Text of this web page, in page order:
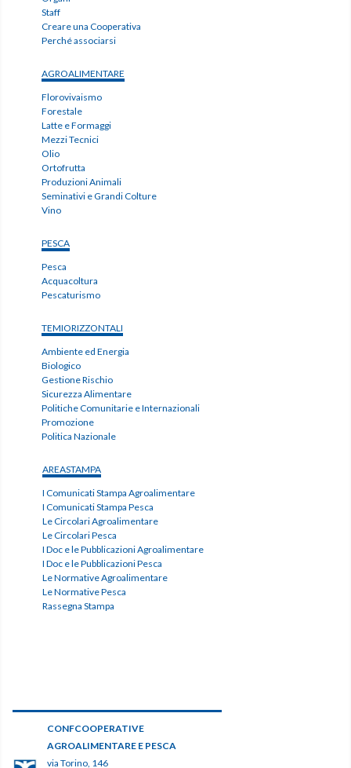
CONFCOOPERATIVE
AGROALIMENTARE E PESCA
via Torino, 146
Staff
Creare una Cooperativa
Perché associarsi
AGROALIMENTARE
Florovivaismo
Forestale
Latte e Formaggi
Mezzi Tecnici
Olio
Ortofrutta
Produzioni Animali
Seminativi e Grandi Colture
Vino
PESCA
Pesca
Acquacoltura
Pescaturismo
TEMIORIZZONTALI
Ambiente ed Energia
Biologico
Gestione Rischio
Sicurezza Alimentare
Politiche Comunitarie e Internazionali
Promozione
Politica Nazionale
AREASTAMPA
I Comunicati Stampa Agroalimentare
I Comunicati Stampa Pesca
Le Circolari Agroalimentare
Le Circolari Pesca
I Doc e le Pubblicazioni Agroalimentare
I Doc e le Pubblicazioni Pesca
Le Normative Agroalimentare
Le Normative Pesca
Rassegna Stampa